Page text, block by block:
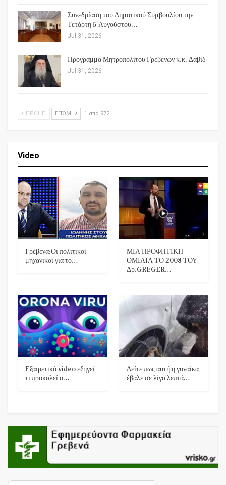
Συνεδρίαση του Δημοτικού Συμβουλίου την
Τετάρτη 5 Αυγούστου…
Jul 31, 2026
Πρόγραμμα Μητροπολίτου Γρεβενών κ.κ. Δαβίδ
Jul 31, 2026
ΠΡΟΗΓ. ΕΠΌΜ. 1 από 972
Video
Γρεβενά:Οι πολιτικοί
μηχανικοί για το…
ΜΙΑ ΠΡΟΦΗΤΙΚΗ
ΟΜΙΛΙΑ ΤΟ 2008 ΤΟΥ
Δρ.GREGER…
Εξαιρετικό video εξηγεί
τι προκαλεί ο…
Δείτε πως αυτή η γυναίκα
έβαλε σε λίγα λεπτά…